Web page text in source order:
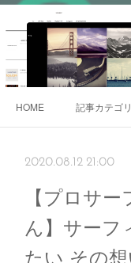
HOME 記事カテゴリ
2020.08.12 21:00
【プロサ
ん】サーフ
たい その